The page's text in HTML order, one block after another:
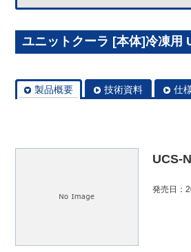
ユニットクーラ [本体]冷凍用
製品概要 技術資料 仕
UCS-
発売日：